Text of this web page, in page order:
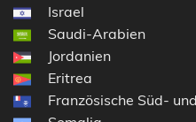
Israel
Saudi-Arabien
Jordanien
Eritrea
Französische Süd-